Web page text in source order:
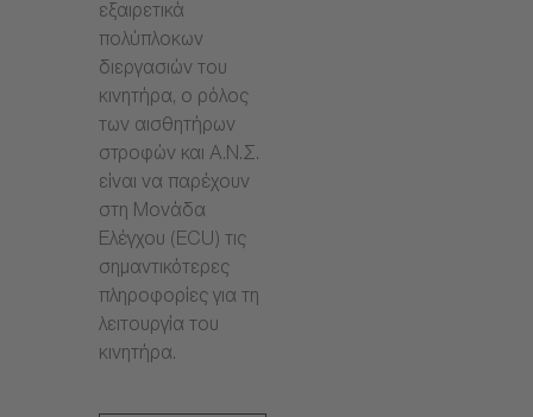
εξαιρετικά
πολύπλοκων
διεργασιών του
κινητήρα, ο ρόλος
των αισθητήρων
στροφών και Α.Ν.Σ.
είναι να παρέχουν
στη Μονάδα
Ελέγχου (ECU) τις
σημαντικότερες
πληροφορίες για τη
λειτουργία του
κινητήρα.